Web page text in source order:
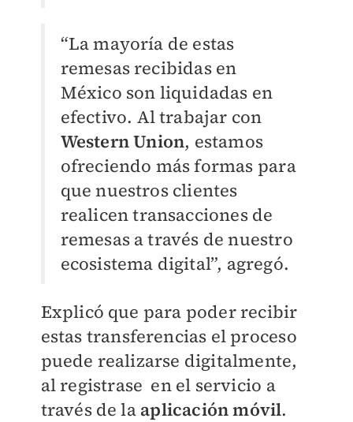
“La mayoría de estas
remesas recibidas en
México son liquidadas en
efectivo. Al trabajar con
Western Union, estamos
ofreciendo más formas para
que nuestros clientes
realicen transacciones de
remesas a través de nuestro
ecosistema digital”, agregó.
Explicó que para poder recibir
estas transferencias el proceso
puede realizarse digitalmente,
al registrase en el servicio a
través de la aplicación móvil.